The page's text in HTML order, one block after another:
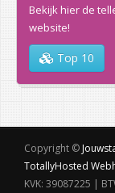
Bekijk hier de
website!
Top 10
Copyright ©
TotallyHosted
KVK: 39087225 |